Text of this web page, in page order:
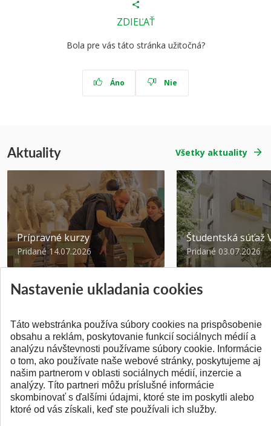
ZDIEĽAŤ
Bola pre vás táto stránka užitočná?
Áno Nie
Aktuality Všetky aktuality
Prípravné kurzy
Pridané 14.07.2026
Študentská súťaž
Pridané 03.07.2026
SPÄŤ NA VRCH
Nastavenie ukladania cookies
Táto webstránka používa súbory cookies na prispôsobenie
obsahu a reklám, poskytovanie funkcií sociálnych médií a
analýzu návštevnosti používame súbory cookie. Informácie
o tom, ako používate naše webové stránky, poskytujeme aj
našim partnerom v oblasti sociálnych médií, inzercie a
analýzy. Títo partneri môžu príslušné informácie
skombinovať s ďalšími údajmi, ktoré ste im poskytli alebo
ktoré od vás získali, keď ste používali ich služby.